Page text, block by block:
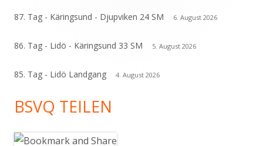
Seitenleiste
87. Tag - Käringsund - Djupviken 24 SM 6. August 2026
86. Tag - Lidö - Käringsund 33 SM 5. August 2026
85. Tag - Lidö Landgang 4. August 2026
BSVQ TEILEN